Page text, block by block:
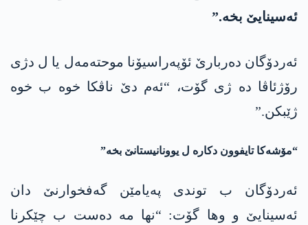
ئەسینایێ بخە.”
ئەردۆگان دەربارێ ئۆپەراسیۆنا موحتەمەل یا ل دژی
رۆژئاڤا دە ژی گۆت، “ئەم دێ ناڤکا خوە ب خوە
ژێبکن.”
“مۆشەکا تایفوون دکارە ل یوونانیستانێ بخە”
ئەردۆگان ب توندی پەیامێن گەفخوارنێ دان
ئەسینایێ و وھا گۆت: “نھا مە دەست ب چێکرنا